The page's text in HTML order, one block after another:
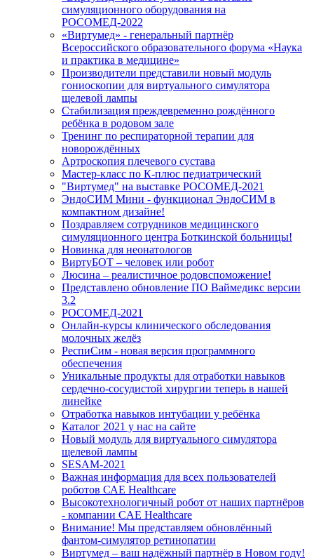
симуляционного оборудования на
РОСОМЕД-2022
«Виртумед» - генеральный партнёр
Всероссийского образовательного форума «Наука
и практика в медицине»
Производители представили новый модуль
гониоскопии для виртуального симулятора
щелевой лампы
Стабилизация преждевременно рождённого
ребёнка в родовом зале
Тренинг по респираторной терапии для
новорождённых
Артроскопия плечевого сустава
Мастер-класс по К-плюс педиатрический
"Виртумед" на выставке РОСОМЕД-2021
ЭндоСИМ Мини - функционал ЭндоСИМ в
компактном дизайне!
Поздравляем сотрудников медицинского
симуляционного центра Боткинской больницы!
Новинка для неонатологов
ВиртуБОТ – человек или робот
Люсина – реалистичное родовспоможение!
Представлено обновление ПО Ваймедикс версии
3.2
РОСОМЕД-2021
Онлайн-курсы клинического обследования
молочных желёз
РеспиСим - новая версия программного
обеспечения
Уникальные продукты для отработки навыков
сердечно-сосудистой хирургии теперь в нашей
линейке
Отработка навыков интубации у ребёнка
Каталог 2021 у нас на сайте
Новый модуль для виртуального симулятора
щелевой лампы
SESAM-2021
Важная информация для всех пользователей
роботов САЕ Healthcare
Высокотехнологичный робот от наших партнёров
- компании CAE Healthcare
Внимание! Мы представляем обновлённый
фантом-симулятор ретинопатии
Виртумед – ваш надёжный партнёр в Новом году!